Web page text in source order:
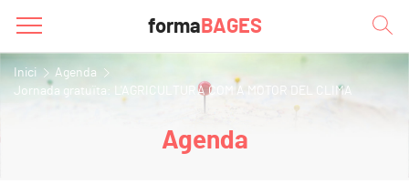
forma BAGES
Inici
Agenda
Jornada gratuïta: L'AGRICULTURA COM A MOTOR DEL CLIMA
Agenda